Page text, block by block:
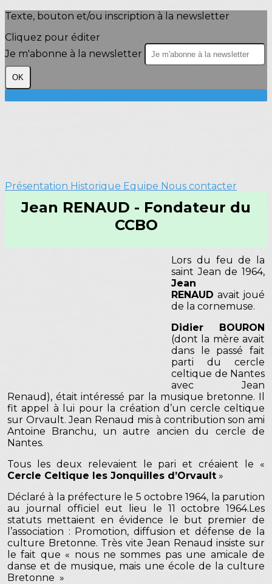
Texte, bouton et/ou inscription à la newsletter
Cliquez pour éditer
Je m'abonne à la newsletter
OK
Présentation Historique Equipe Nous contacter
Jean RENAUD - Fondateur du
CCBO
Lors du feu de la
saint Jean de 1964,
Jean
RENAUD avait joué
de la cornemuse.
Didier BOURON
(dont la mère avait
dans le passé fait
parti du cercle
celtique de Nantes
avec Jean
Renaud), était intéressé par la musique bretonne. Il
fit appel à lui pour la création d’un cercle celtique
sur Orvault. Jean Renaud mis à contribution son ami
Antoine Branchu, un autre ancien du cercle de
Nantes.
Tous les deux relevaient le pari et créaient le «
Cercle Celtique les Jonquilles d’Orvault »
Déclaré à la préfecture le 5 octobre 1964, la parution
au journal officiel eut lieu le 11 octobre 1964.Les
statuts mettaient en évidence le but premier de
l’association : Promotion, diffusion et défense de la
culture Bretonne. Très vite Jean Renaud insiste sur
le fait que « nous ne sommes pas une amicale de
danse et de musique, mais une école de la culture
Bretonne »